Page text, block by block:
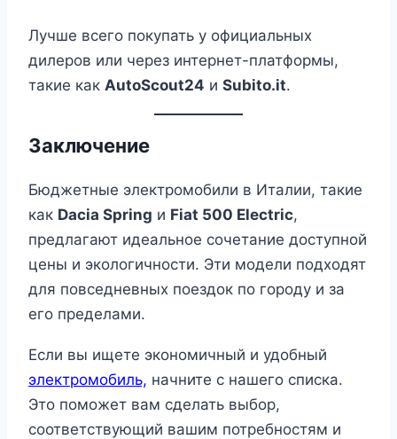
Лучше всего покупать у официальных
дилеров или через интернет-платформы,
такие как AutoScout24 и Subito.it.
Заключение
Бюджетные электромобили в Италии, такие
как Dacia Spring и Fiat 500 Electric,
предлагают идеальное сочетание доступной
цены и экологичности. Эти модели подходят
для повседневных поездок по городу и за
его пределами.
Если вы ищете экономичный и удобный
электромобиль, начните с нашего списка.
Это поможет вам сделать выбор,
соответствующий вашим потребностям и